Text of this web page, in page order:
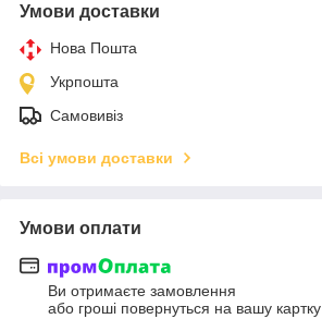
Умови доставки
Нова Пошта
Укрпошта
Самовивіз
Всі умови доставки
Умови оплати
Ви отримаєте замовлення
або гроші повернуться на вашу картку